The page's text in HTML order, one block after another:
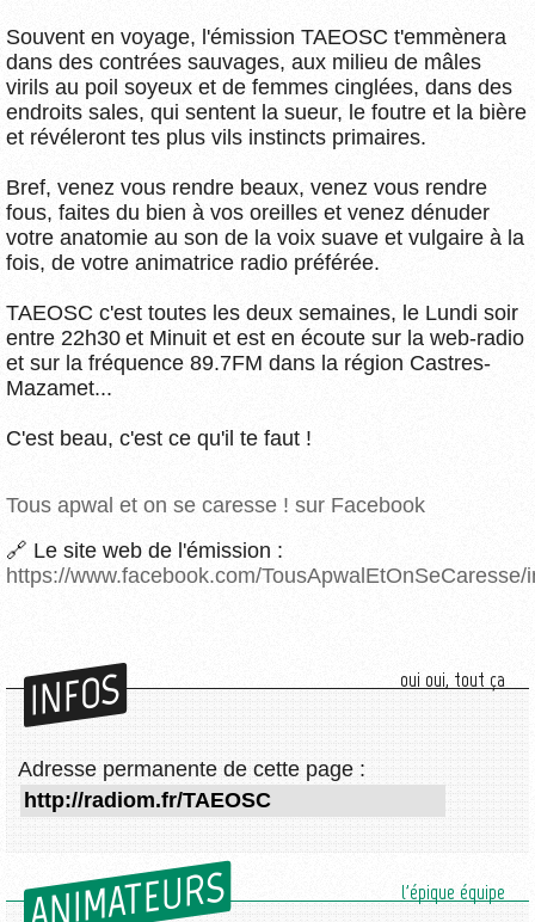
Souvent en voyage, l'émission TAEOSC t'emmènera
dans des contrées sauvages, aux milieu de mâles
virils au poil soyeux et de femmes cinglées, dans des
endroits sales, qui sentent la sueur, le foutre et la bière
et révéleront tes plus vils instincts primaires.
Bref, venez vous rendre beaux, venez vous rendre
fous, faites du bien à vos oreilles et venez dénuder
votre anatomie au son de la voix suave et vulgaire à la
fois, de votre animatrice radio préférée.
TAEOSC c'est toutes les deux semaines, le Lundi soir
entre 22h30 et Minuit et est en écoute sur la web-radio
et sur la fréquence 89.7FM dans la région Castres-
Mazamet...
C'est beau, c'est ce qu'il te faut !
Tous apwal et on se caresse ! sur Facebook
🔗 Le site web de l'émission :
https://www.facebook.com/TousApwalEtOnSeCaresse/
INFOS oui oui, tout ça
Adresse permanente de cette page :
ANIMATEURS l'épique équipe